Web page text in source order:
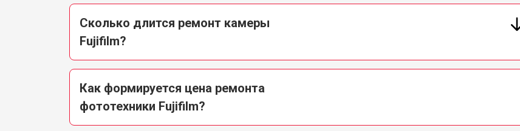
Сколько длится ремонт камеры
Fujifilm?
Как формируется цена ремонта
фототехники Fujifilm?